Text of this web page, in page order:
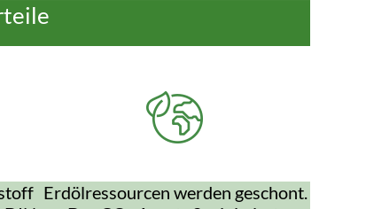
Erdölressourcen werden geschont.